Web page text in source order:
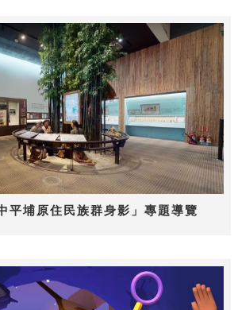
平埔原住民族群身影」專題導覽